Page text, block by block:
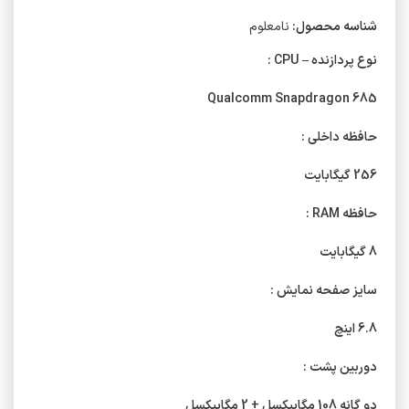
شناسه محصول: نامعلوم
نوع پردازنده – CPU :
Qualcomm Snapdragon 685
حافظه داخلی :
256 گیگابایت
حافظه RAM :
8 گیگابایت
سایز صفحه نمایش :
6.8 اینچ
دوربین پشت :